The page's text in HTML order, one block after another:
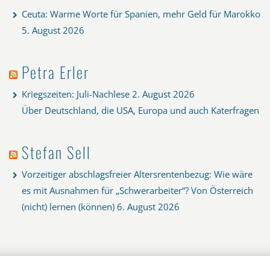
Ceuta: Warme Worte für Spanien, mehr Geld für Marokko
5. August 2026
Petra Erler
Kriegszeiten: Juli-Nachlese 2. August 2026
Über Deutschland, die USA, Europa und auch Katerfragen
Stefan Sell
Vorzeitiger abschlagsfreier Altersrentenbezug: Wie wäre
es mit Ausnahmen für „Schwerarbeiter“? Von Österreich
(nicht) lernen (können) 6. August 2026